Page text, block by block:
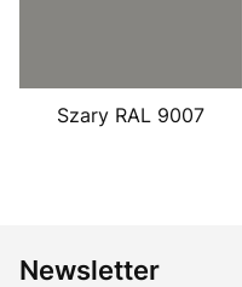
Szary RAL 9007
Newsletter